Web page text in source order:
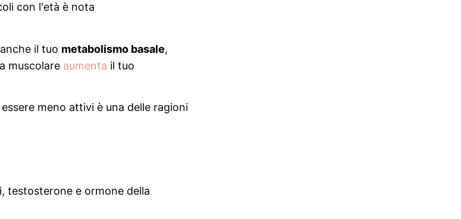
con l'età è nota
il tuo metabolismo basale,
muscolare aumenta il tuo
meno attivi è una delle ragioni
testosterone e ormone della